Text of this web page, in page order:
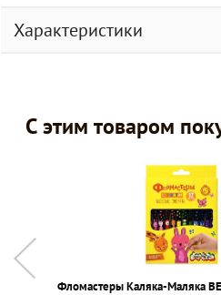
Характеристики
С этим товаром
Фломастеры Каляка-Маляка